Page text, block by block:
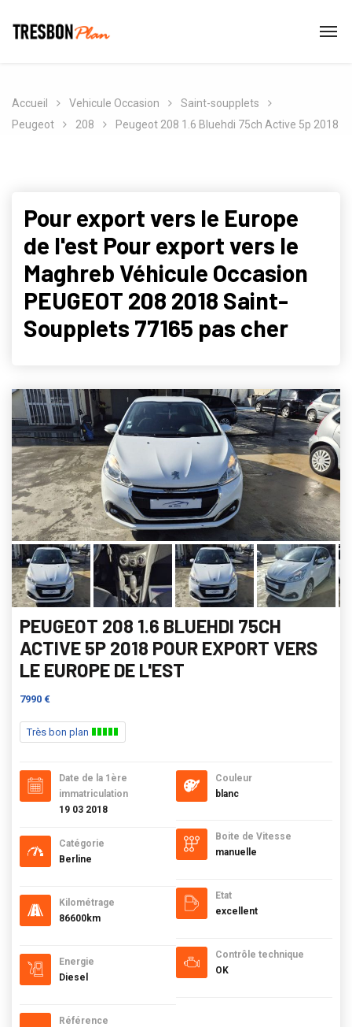
Accueil Vehicule Occasion
Saint-soupplets
Peugeot
208 Peugeot 208 1.6 Bluehdi 75ch Active 5p 2018
Pour export vers le Europe
de l'est Pour export vers le
Maghreb Véhicule Occasion
PEUGEOT 208 2018 Saint-
Soupplets 77165 pas cher
PEUGEOT 208 1.6 BLUEHDI 75CH
ACTIVE 5P 2018 POUR EXPORT VERS
LE EUROPE DE L'EST
7990 €
Très bon plan
Date de la 1ère
immatriculation
19 03 2018
Catégorie
Berline
Kilométrage
86600km
Energie
Diesel
Référence
Couleur
blanc
Boite de Vitesse
manuelle
Etat
excellent
Contrôle technique
OK